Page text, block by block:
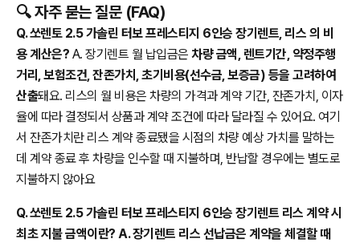
🔍 자주 묻는 질문 (FAQ)
Q. 쏘렌토 2.5 가솔린 터보 프레스티지 6인승 장기렌트, 리스 의 비
용 계산은? A. 장기렌트 월 납입금은 차량 금액, 렌트기간, 약정주행
거리, 보험조건, 잔존가치, 초기비용(선수금, 보증금) 등을 고려하여
산출돼요. 리스의 월 비용은 차량의 가격과 계약 기간, 잔존가치, 이자
율에 따라 결정되서 상품과 계약 조건에 따라 달라질 수 있어요. 여기
서 잔존가치란 리스 계약 종료됐을 시점의 차량 예상 가치를 말하는
데 계약 종료 후 차량을 인수할 때 지불하며, 반납할 경우에는 별도로
지불하지 않아요
Q. 쏘렌토 2.5 가솔린 터보 프레스티지 6인승 장기렌트 리스 계약 시
최초 지불 금액이란? A. 장기렌트 리스 선납금은 계약을 체결할 때